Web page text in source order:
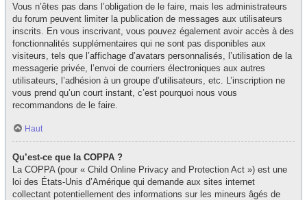
Vous n’êtes pas dans l’obligation de le faire, mais les administrateurs
du forum peuvent limiter la publication de messages aux utilisateurs
inscrits. En vous inscrivant, vous pouvez également avoir accès à des
fonctionnalités supplémentaires qui ne sont pas disponibles aux
visiteurs, tels que l’affichage d’avatars personnalisés, l’utilisation de la
messagerie privée, l’envoi de courriers électroniques aux autres
utilisateurs, l’adhésion à un groupe d’utilisateurs, etc. L’inscription ne
vous prend qu’un court instant, c’est pourquoi nous vous
recommandons de le faire.
Haut
Qu’est-ce que la COPPA ?
La COPPA (pour « Child Online Privacy and Protection Act ») est une
loi des États-Unis d’Amérique qui demande aux sites internet
collectant potentiellement des informations sur les mineurs âgés de